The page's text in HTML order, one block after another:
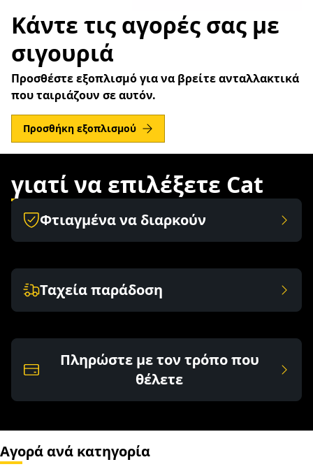
Κάντε τις αγορές σας με
σιγουριά
Προσθέστε εξοπλισμό για να βρείτε ανταλλακτικά
που ταιριάζουν σε αυτόν.
Προσθήκη εξοπλισμού
γιατί να επιλέξετε Cat
Φτιαγμένα να διαρκούν
Ταχεία παράδοση
Πληρώστε με τον τρόπο που
θέλετε
Αγορά ανά κατηγορία